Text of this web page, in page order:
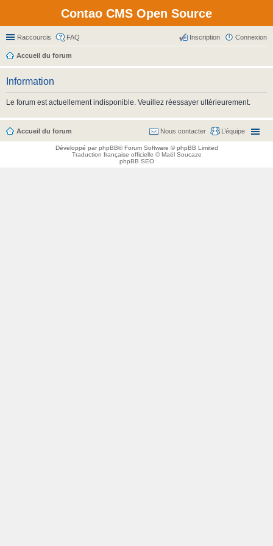
Contao CMS Open Source
Raccourcis FAQ Connexion
Inscription
Accueil du forum
Information
Le forum est actuellement indisponible. Veuillez réessayer ultérieurement.
Accueil du forum L’équipe
Nous contacter
Développé parphpBB® Forum Software © phpBB Limited
Traduction française officielle ©Maël Soucaze
phpBB SEO